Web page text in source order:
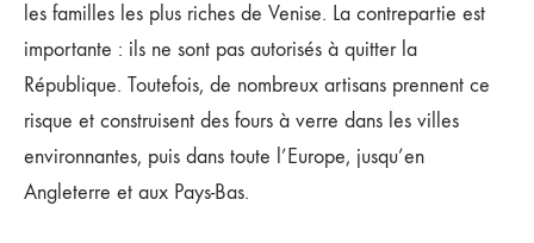
les familles les plus riches de Venise. La contrepartie est
importante : ils ne sont pas autorisés à quitter la
République. Toutefois, de nombreux artisans prennent ce
risque et construisent des fours à verre dans les villes
environnantes, puis dans toute l’Europe, jusqu’en
Angleterre et aux Pays-Bas.